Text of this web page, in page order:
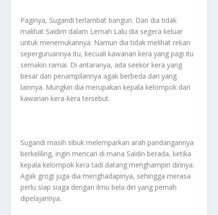
Paginya, Sugandi terlambat bangun. Dan dia tidak
malihat Saidim dalam Lemah Lalu dia segera keluar
untuk menemukannya. Namun dia tidak melihat rekan
seperguruannya itu, kecuali kawanan kera yang pagi itu
semakin ramai. Di antaranya, ada seekor kera yang
besar dan penampilannya agak berbeda dari yang
lainnya. Mungkin dia merupakan kepala kelompok dari
kawanan kera-kera tersebut.
Sugandi masih sibuk melemparkan arah pandangannya
berkeliling, ingin mencari di mana Saidin berada, ketika
kepala kelompok kera tadi datang menghampiri dirinya.
Agak grogi juga dia menghadapinya, sehingga merasa
perlu siap siaga dengan ilmu bela diri yang pernah
dipelajarinya.